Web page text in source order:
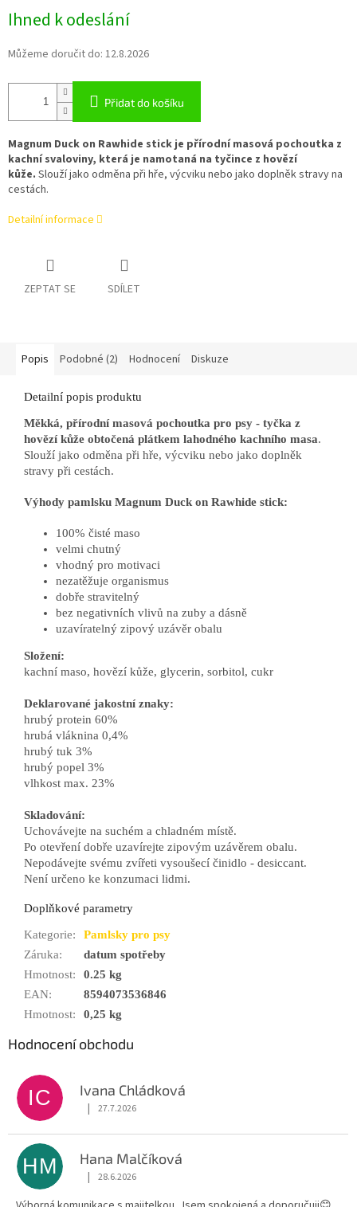
cena:
Ihned k odeslání
Můžeme doručit do: 12.8.2026
Přidat do košíku
Magnum Duck on Rawhide stick je přírodní masová pochoutka z
kachní svaloviny, která je namotaná na tyčince z hovězí
kůže. Slouží jako odměna při hře, výcviku nebo jako doplněk stravy na
cestách.
Detailní informace
ZEPTAT SE SDÍLET
Popis Podobné (2) Hodnocení Diskuze
Detailní popis produktu
Měkká, přírodní masová pochoutka pro psy - tyčka z
hovězí kůže obtočená plátkem lahodného kachního masa.
Slouží jako odměna při hře, výcviku nebo jako doplněk
stravy při cestách.
Výhody pamlsku Magnum Duck on Rawhide stick:
100% čisté maso
velmi chutný
vhodný pro motivaci
nezatěžuje organismus
dobře stravitelný
bez negativních vlivů na zuby a dásně
uzavíratelný zipový uzávěr obalu
Složení:
kachní maso, hovězí kůže, glycerin, sorbitol, cukr
Deklarované jakostní znaky:
hrubý protein 60%
hrubá vláknina 0,4%
hrubý tuk 3%
hrubý popel 3%
vlhkost max. 23%
Skladování:
Uchovávejte na suchém a chladném místě.
Po otevření dobře uzavírejte zipovým uzávěrem obalu.
Nepodávejte svému zvířeti vysoušecí činidlo - desiccant.
Není určeno ke konzumaci lidmi.
Doplňkové parametry
Kategorie:
Pamlsky pro psy
Záruka:
datum spotřeby
Hmotnost:
0.25 kg
EAN:
8594073536846
Hmotnost: 0,25 kg
Hodnocení obchodu
IC Ivana Chládková
Hodnocení obchodu je 5 z 5 hvězdiček.
| 27.7.2026
HM Hana Malčíková
Hodnocení obchodu je 5 z 5 hvězdiček.
| 28.6.2026